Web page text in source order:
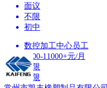
面议
不限
初中
数控加工中心员工
8000-11000+元/月
不限
不限